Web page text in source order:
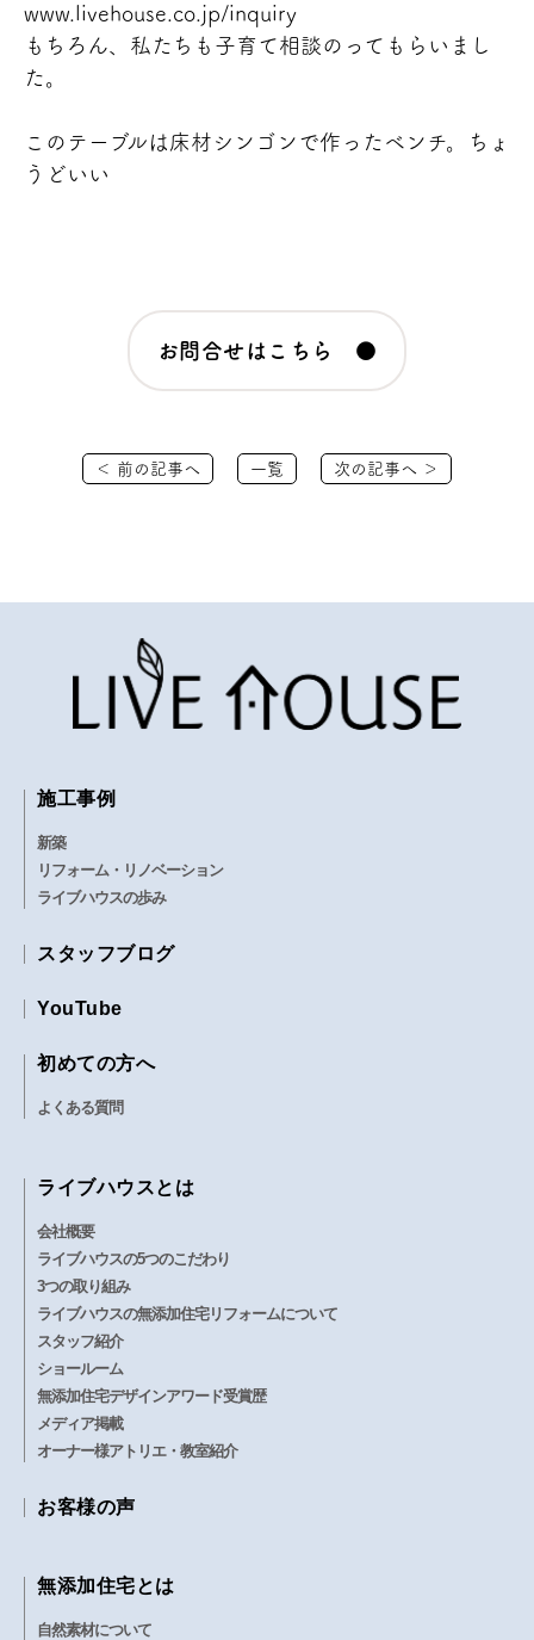
www.livehouse.co.jp/inquiry
もちろん、私たちも子育て相談のってもらいまし
た。
このテーブルは 床材シンゴンで作ったベンチ。ちょ
うどいい
お問合せはこちら ●
＜ 前の記事へ 一覧 次の記事へ ＞
施工事例
新築
リフォーム・リノベーション
ライブハウスの歩み
スタッフブログ
YouTube
初めての方へ
よくある質問
ライブハウスとは
会社概要
ライブハウスの5つのこだわり
3つの取り組み
ライブハウスの無添加住宅リフォームについて
スタッフ紹介
ショールーム
無添加住宅デザインアワード受賞歴
メディア掲載
オーナー様アトリエ・教室紹介
お客様の声
無添加住宅とは
自然素材について